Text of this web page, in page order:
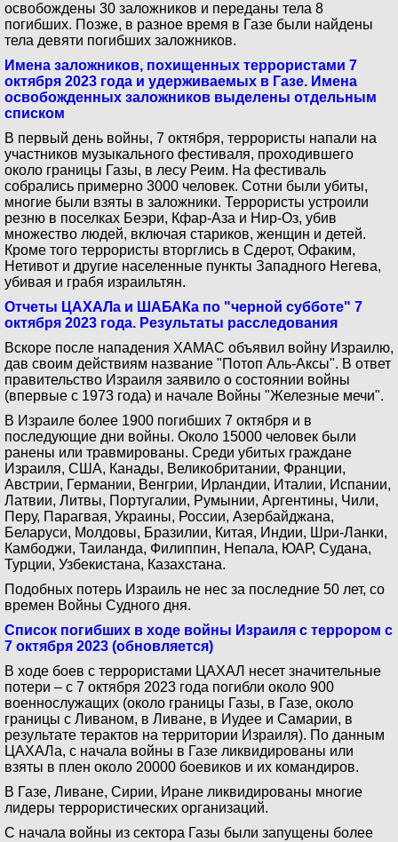
освобождены 30 заложников и переданы тела 8
погибших. Позже, в разное время в Газе были найдены
тела девяти погибших заложников.
Имена заложников, похищенных террористами 7
октября 2023 года и удерживаемых в Газе. Имена
освобожденных заложников выделены отдельным
списком
В первый день войны, 7 октября, террористы напали на
участников музыкального фестиваля, проходившего
около границы Газы, в лесу Реим. На фестиваль
собрались примерно 3000 человек. Сотни были убиты,
многие были взяты в заложники. Террористы устроили
резню в поселках Беэри, Кфар-Аза и Нир-Оз, убив
множество людей, включая стариков, женщин и детей.
Кроме того террористы вторглись в Сдерот, Офаким,
Нетивот и другие населенные пункты Западного Негева,
убивая и грабя израильтян.
Отчеты ЦАХАЛа и ШАБАКа по "черной субботе" 7
октября 2023 года. Результаты расследования
Вскоре после нападения ХАМАС объявил войну Израилю,
дав своим действиям название "Потоп Аль-Аксы". В ответ
правительство Израиля заявило о состоянии войны
(впервые с 1973 года) и начале Войны "Железные мечи".
В Израиле более 1900 погибших 7 октября и в
последующие дни войны. Около 15000 человек были
ранены или травмированы. Среди убитых граждане
Израиля, США, Канады, Великобритании, Франции,
Австрии, Германии, Венгрии, Ирландии, Италии, Испании,
Латвии, Литвы, Португалии, Румынии, Аргентины, Чили,
Перу, Парагвая, Украины, России, Азербайджана,
Беларуси, Молдовы, Бразилии, Китая, Индии, Шри-Ланки,
Камбоджи, Таиланда, Филиппин, Непала, ЮАР, Судана,
Турции, Узбекистана, Казахстана.
Подобных потерь Израиль не нес за последние 50 лет, со
времен Войны Судного дня.
Список погибших в ходе войны Израиля с террором с
7 октября 2023 (обновляется)
В ходе боев с террористами ЦАХАЛ несет значительные
потери – с 7 октября 2023 года погибли около 900
военнослужащих (около границы Газы, в Газе, около
границы с Ливаном, в Ливане, в Иудее и Самарии, в
результате терактов на территории Израиля). По данным
ЦАХАЛа, с начала войны в Газе ликвидированы или
взяты в плен около 20000 боевиков и их командиров.
В Газе, Ливане, Сирии, Иране ликвидированы многие
лидеры террористических организаций.
С начала войны из сектора Газы были запущены более